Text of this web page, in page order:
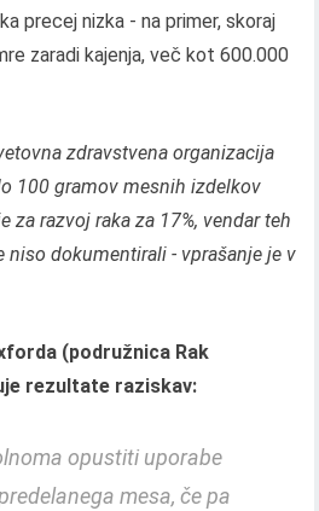
precej nizka - na primer, skoraj
zaradi kajenja, več kot 600.000
zdravstvena organizacija
100 gramov mesnih izdelkov
za razvoj raka za 17%, vendar teh
dokumentirali - vprašanje je v
(podružnica Rak
rezultate raziskav:
opustiti uporabe
mesa, če pa